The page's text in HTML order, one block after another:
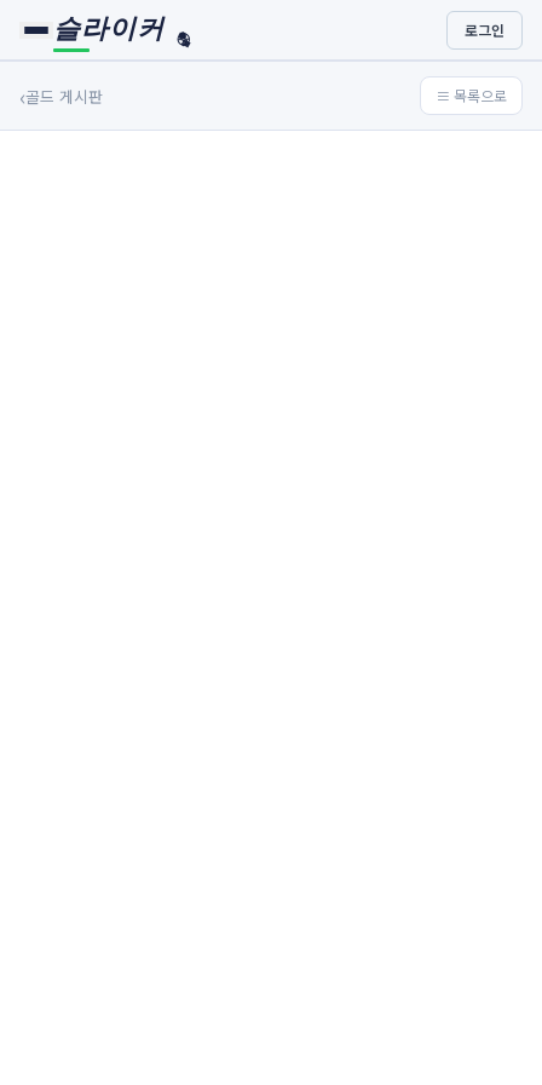
슬라이커 🏀
⚾ 로그인
‹골드 게시판 ≡ 목록으로